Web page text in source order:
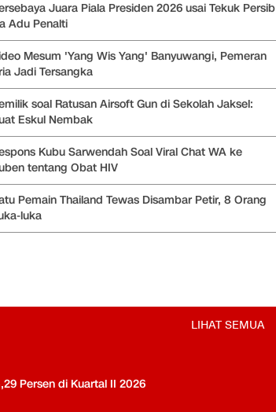
Juara Piala Presiden 2026 usai Tekuk Persib
Adu Penalti
Mesum 'Yang Wis Yang' Banyuwangi, Pemeran
Jadi Tersangka
soal Ratusan Airsoft Gun di Sekolah Jaksel:
Eskul Nembak
Kubu Sarwendah Soal Viral Chat WA ke
tentang Obat HIV
Pemain Thailand Tewas Disambar Petir, 8 Orang
luka
LIHAT SEMUA
Persen di Kuartal II 2026